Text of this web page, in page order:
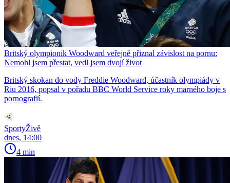
Britský olympionik Woodward veřejně přiznal závislost na pornu:
Nemohl jsem přestat, vedl jsem dvojí život
Britský skokan do vody Freddie Woodward, účastník olympiády v
Riu 2016, popsal v pořadu BBC World Service roky marného boje s
pornografií.
SportyŽivě
dnes, 14:00
4 min